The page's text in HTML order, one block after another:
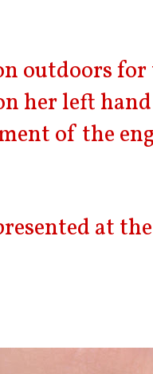
outdoors
her left
of the
at